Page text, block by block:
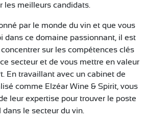
les meilleurs candidats.
par le monde du vin et que vous
dans ce domaine passionnant, il est
sur les compétences clés
secteur et de vous mettre en valeur
En travaillant avec un cabinet de
comme Elzéar Wine & Spirit, vous
leur expertise pour trouver le poste
dans le secteur du vin.